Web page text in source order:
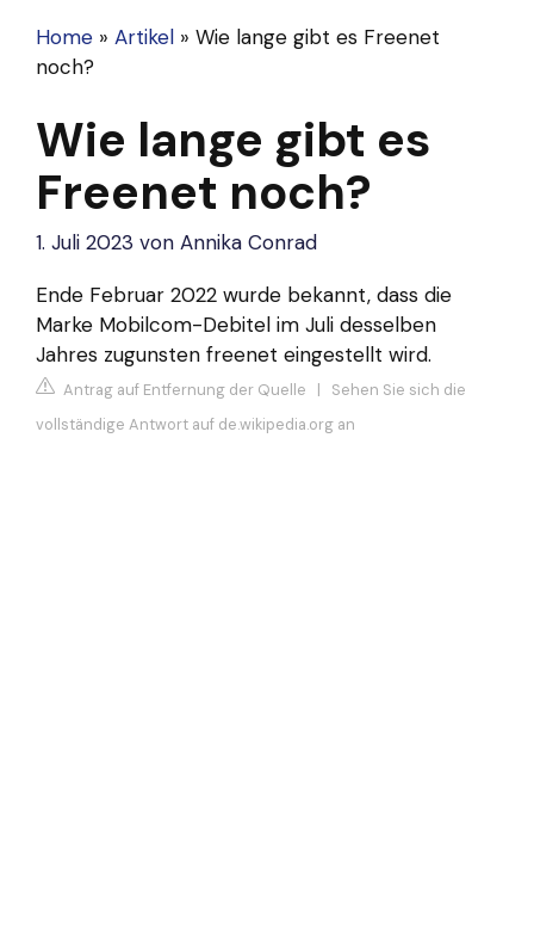
Home » Artikel » Wie lange gibt es Freenet
noch?
Wie lange gibt es
Freenet noch?
1. Juli 2023 von Annika Conrad
Ende Februar 2022 wurde bekannt, dass die
Marke Mobilcom-Debitel im Juli desselben
Jahres zugunsten freenet eingestellt wird.
Antrag auf Entfernung der Quelle | Sehen Sie sich die
vollständige Antwort auf de.wikipedia.org an